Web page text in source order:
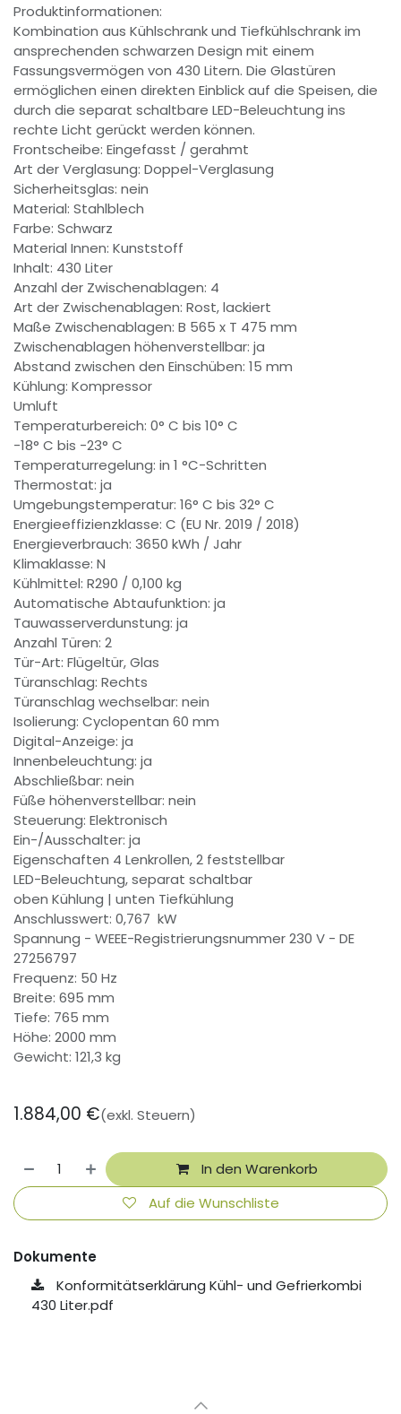
Produktinformationen:
Kombination aus Kühlschrank und Tiefkühlschrank im
ansprechenden schwarzen Design mit einem
Fassungsvermögen von 430 Litern. Die Glastüren
ermöglichen einen direkten Einblick auf die Speisen, die
durch die separat schaltbare LED-Beleuchtung ins
rechte Licht gerückt werden können.
Frontscheibe: Eingefasst / gerahmt
Art der Verglasung: Doppel-Verglasung
Sicherheitsglas: nein
Material: Stahlblech
Farbe: Schwarz
Material Innen: Kunststoff
Inhalt: 430 Liter
Anzahl der Zwischenablagen: 4
Art der Zwischenablagen: Rost, lackiert
Maße Zwischenablagen: B 565 x T 475 mm
Zwischenablagen höhenverstellbar: ja
Abstand zwischen den Einschüben: 15 mm
Kühlung: Kompressor
Umluft
Temperaturbereich: 0° C bis 10° C
-18° C bis -23° C
Temperaturregelung: in 1 °C-Schritten
Thermostat: ja
Umgebungstemperatur: 16° C bis 32° C
Energieeffizienzklasse: C (EU Nr. 2019 / 2018)
Energieverbrauch: 3650 kWh / Jahr
Klimaklasse: N
Kühlmittel: R290 / 0,100 kg
Automatische Abtaufunktion: ja
Tauwasserverdunstung: ja
Anzahl Türen: 2
Tür-Art: Flügeltür, Glas
Türanschlag: Rechts
Türanschlag wechselbar: nein
Isolierung: Cyclopentan 60 mm
Digital-Anzeige: ja
Innenbeleuchtung: ja
Abschließbar: nein
Füße höhenverstellbar: nein
Steuerung: Elektronisch
Ein-/Ausschalter: ja
Eigenschaften 4 Lenkrollen, 2 feststellbar
LED-Beleuchtung, separat schaltbar
oben Kühlung | unten Tiefkühlung
Anschlusswert: 0,767 kW
Spannung - WEEE-Registrierungsnummer 230 V - DE
27256797
Frequenz: 50 Hz
Breite: 695 mm
Tiefe: 765 mm
Höhe: 2000 mm
Gewicht: 121,3 kg
1.884,00 €(exkl. Steuern)
In den Warenkorb
Auf die Wunschliste
Dokumente
Konformitätserklärung Kühl- und Gefrierkombi
430 Liter.pdf